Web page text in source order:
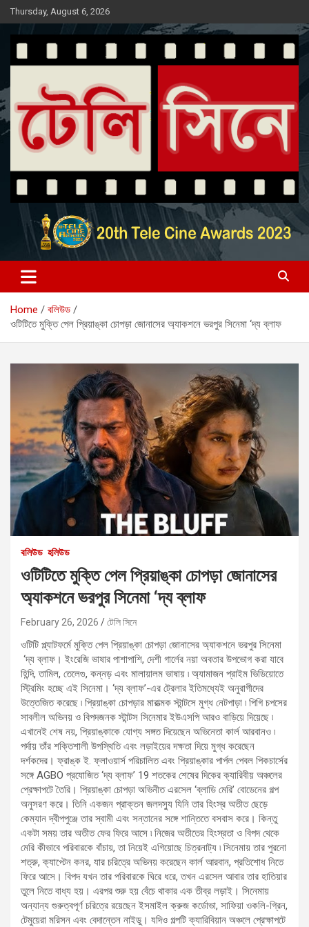
Skip
to
content
Thursday, August 6, 2026
টেলি সিনে
Entertainment News Portal
Home
বলিউড
ওটিটিতে মুক্তি পেল প্রিয়াঙ্কা চোপড়া জোনাসের অ্যাকশনে ভরপুর সিনেমা ‘দ্য ব্লাফ
বলিউড হলিউড
ওটিটিতে মুক্তি পেল প্রিয়াঙ্কা চোপড়া জোনাসের
অ্যাকশনে ভরপুর সিনেমা ‘দ্য ব্লাফ
February 26, 2026 টেলি সিনে
ওটিটি প্ল্যাটফর্মে মুক্তি পেল প্রিয়াঙ্কা চোপড়া জোনাসের অ্যাকশনে ভরপুর সিনেমা
‘দ্য ব্লাফ। ইংরেজি ভাষার পাশাপাশি, দেশী গার্লের নয়া অবতার উপভোগ করা যাবে
হিন্দি, তামিল, তেলেগু, কন্নড় এবং মালায়ালম ভাষায় ৷ অ্যামাজন প্রাইম ভিডিয়োতে
স্ট্রিমিং হচ্ছে এই সিনেমা। ‘দ্য ব্লাফ’-এর ট্রেলার ইতিমধ্যেই অনুরাগীদের
উত্তেজিত করেছে ৷ প্রিয়াঙ্কা চোপড়ার মারাত্মক স্টান্টসে মুগ্ধ নেটপাড়া ৷ পিগি চপসের
সাবলীল অভিনয় ও বিপদজনক স্টান্টস সিনেমার ইউএসপি আরও বাড়িয়ে দিয়েছে ৷
এখানেই শেষ নয়, প্রিয়াঙ্কাকে যোগ্য সঙ্গত দিয়েছেন অভিনেতা কার্ল আরবানও ৷
পর্দায় তাঁর শক্তিশালী উপস্থিতি এবং লড়াইয়ের দক্ষতা দিয়ে মুগ্ধ করেছেন
দর্শকদের। ফ্রাঙ্ক ই. ফ্লাওয়ার্স পরিচালিত এবং প্রিয়াঙ্কার পার্পল পেবল পিকচার্সের
সঙ্গে AGBO প্রযোজিত ‘দ্য ব্লাফ’ 19 শতকের শেষের দিকের ক্যারিবীয় অঞ্চলের
প্রেক্ষাপটে তৈরি। প্রিয়াঙ্কা চোপড়া অভিনীত এরসেল ‘ব্লাডি মেরি’ বোডেনের গল্প
অনুসরণ করে। তিনি একজন প্রাক্তন জলদস্যু যিনি তার হিংস্র অতীত ছেড়ে
কেম্যান দ্বীপপুঞ্জে তার স্বামী এবং সন্তানের সঙ্গে শান্তিতে বসবাস করে। কিন্তু
একটা সময় তার অতীত ফের ফিরে আসে ৷ নিজের অতীতের হিংস্রতা ও বিপদ থেকে
মেরি কীভাবে পরিবারকে বাঁচায়, তা নিয়েই এগিয়োছে চিত্রনাট্য ৷ সিনেমায় তার পুরনো
শত্রু, ক্যাপ্টেন কনর, যার চরিত্রে অভিনয় করেছেন কার্ল আরবান, প্রতিশোধ নিতে
ফিরে আসে। বিপদ যখন তার পরিবারকে ঘিরে ধরে, তখন এরসেল আবার তার হাতিয়ার
তুলে নিতে বাধ্য হয়। এরপর শুরু হয় বেঁচে থাকার এক তীব্র লড়াই। সিনেমায়
অন্যান্য গুরুত্বপূর্ণ চরিত্রে রয়েছেন ইসমাইল ক্রুজ কর্ডোভা, সাফিয়া ওকলি-গ্রিন,
টেমুয়েরা মরিসন এবং বেদান্তেন নাইডু। যদিও গল্পটি ক্যারিবিয়ান অঞ্চলে প্রেক্ষাপটে